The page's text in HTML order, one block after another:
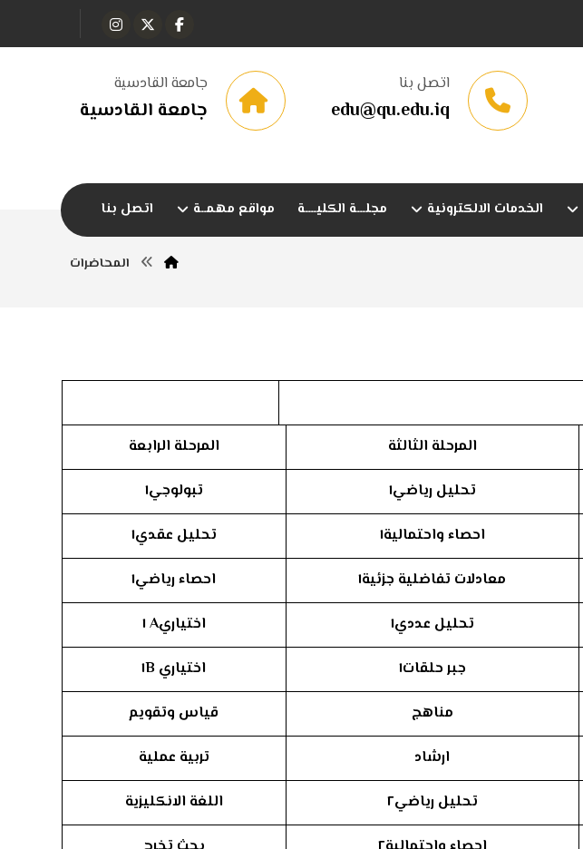
جامعة القادسية
جامعة القادسية
اتصل بنا
edu@qu.edu.iq
الخدمات الالكترونية مجلـــة الكليــــة مواقع مهمــة اتصل بنا
المحاضرات
المرحلة الثالثة
المرحلة الرابعة
تحليل رياضي١
تبولوجي١
احصاء واحتمالية١
تحليل عقدي١
معادلات تفاضلية جزئية١
احصاء رياضي١
تحليل عددي١ اختياريA
جبر حلقات١ اختياري ١ B
مناهج
قياس وتقويم
ارشاد
تربية عملية
تحليل رياضي٢
اللغة الانكليزية